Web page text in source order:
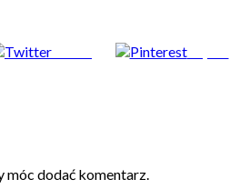
Zapisz
móc dodać komentarz.